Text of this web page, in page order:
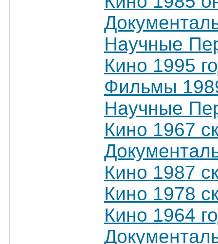
Научные
Кино 1995
Фильмы
Научные
Кино 1967
Кино 1987
Кино 1978
Кино 1964